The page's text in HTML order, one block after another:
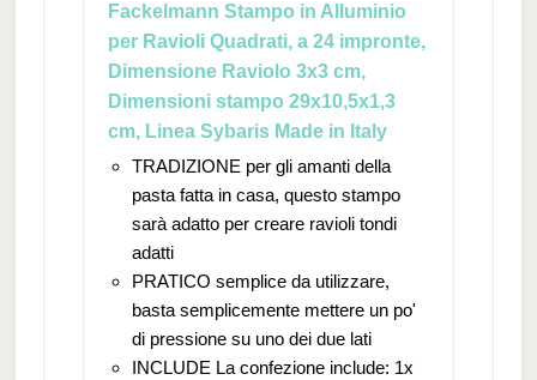
Fackelmann Stampo in Alluminio
per Ravioli Quadrati, a 24 impronte,
Dimensione Raviolo 3x3 cm,
Dimensioni stampo 29x10,5x1,3
cm, Linea Sybaris Made in Italy
TRADIZIONE per gli amanti della
pasta fatta in casa, questo stampo
sarà adatto per creare ravioli tondi
adatti
PRATICO semplice da utilizzare,
basta semplicemente mettere un po'
di pressione su uno dei due lati
INCLUDE La confezione include: 1x